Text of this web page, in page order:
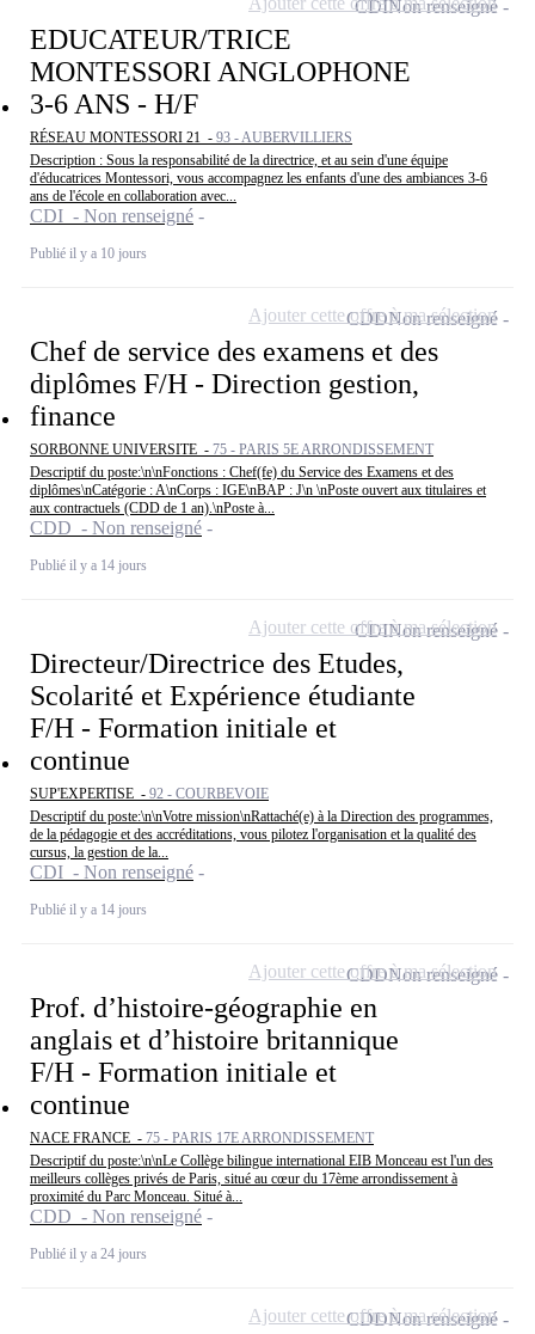
EDUCATEUR/TRICE
MONTESSORI ANGLOPHONE
3-6 ANS - H/F
RÉSEAU MONTESSORI 21 - 93 - AUBERVILLIERS
Description : Sous la responsabilité de la directrice, et au sein d'une équipe
d'éducatrices Montessori, vous accompagnez les enfants d'une des ambiances 3-6
ans de l'école en collaboration avec...
CDI - Non renseigné
Publié il y a 10 jours
CDINon renseigné
Chef de service des examens et des
diplômes F/H - Direction gestion,
finance
SORBONNE UNIVERSITE - 75 - PARIS 5E ARRONDISSEMENT
Descriptif du poste:\n\nFonctions : Chef(fe) du Service des Examens et des
diplômes\nCatégorie : A\nCorps : IGE\nBAP : J\n \nPoste ouvert aux titulaires et
aux contractuels (CDD de 1 an).\nPoste à...
CDD - Non renseigné
Publié il y a 14 jours
CDDNon renseigné
Ajouter cette offre à ma sélection
Directeur/Directrice des Etudes,
Scolarité et Expérience étudiante
F/H - Formation initiale et
continue
SUP'EXPERTISE - 92 - COURBEVOIE
Descriptif du poste:\n\nVotre mission\nRattaché(e) à la Direction des programmes,
de la pédagogie et des accréditations, vous pilotez l'organisation et la qualité des
cursus, la gestion de la...
CDI - Non renseigné
Publié il y a 14 jours
CDINon renseigné
Ajouter cette offre à ma sélection
Prof. d’histoire-géographie en
anglais et d’histoire britannique
F/H - Formation initiale et
continue
NACE FRANCE - 75 - PARIS 17E ARRONDISSEMENT
Descriptif du poste:\n\nLe Collège bilingue international EIB Monceau est l'un des
meilleurs collèges privés de Paris, situé au cœur du 17ème arrondissement à
proximité du Parc Monceau. Situé à...
CDD - Non renseigné
Publié il y a 24 jours
CDDNon renseigné
Ajouter cette offre à ma sélection
CDDNon renseigné
Ajouter cette offre à ma sélection